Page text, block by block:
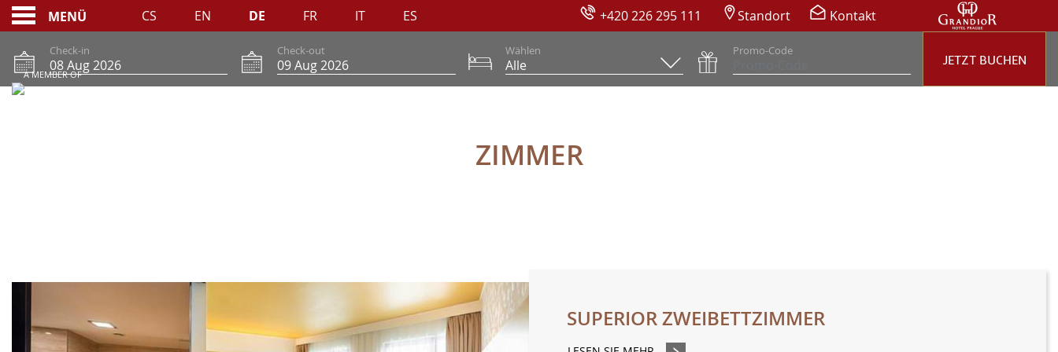
ZIMMER
A MEMBER OF
+420 226 295 111 Standort Kontakt
MENÜ CS EN DE FR IT ES
Check-in Check-out Wählen Promo-Code
JETZT BUCHEN
ZIMMER
ZIMMER
SUPERIOR ZWEIBETTZIMMER